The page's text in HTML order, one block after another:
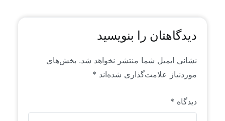
دیدگاهتان را بنویسید
نشانی ایمیل شما منتشر نخواهد شد. بخش‌های
موردنیاز علامت‌گذاری شده‌اند *
دیدگاه *